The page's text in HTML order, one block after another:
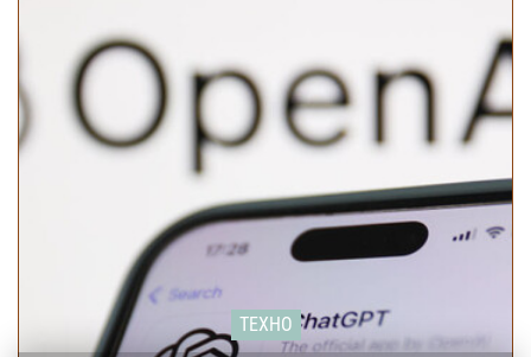
ТЕХНО